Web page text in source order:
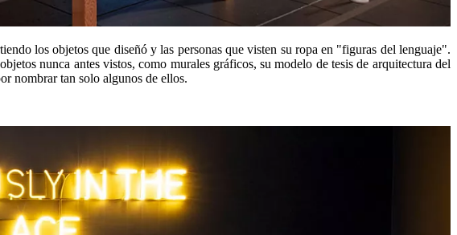
los objetos que diseñó y las personas que visten su ropa en "figuras del lenguaje".
nunca antes vistos, como murales gráficos, su modelo de tesis de arquitectura del
nombrar tan solo algunos de ellos.